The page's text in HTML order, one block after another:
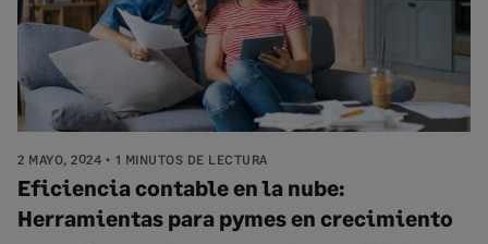
2 MAYO, 2024 1 MINUTOS DE LECTURA
Eficiencia contable en la nube:
Herramientas para pymes en crecimiento